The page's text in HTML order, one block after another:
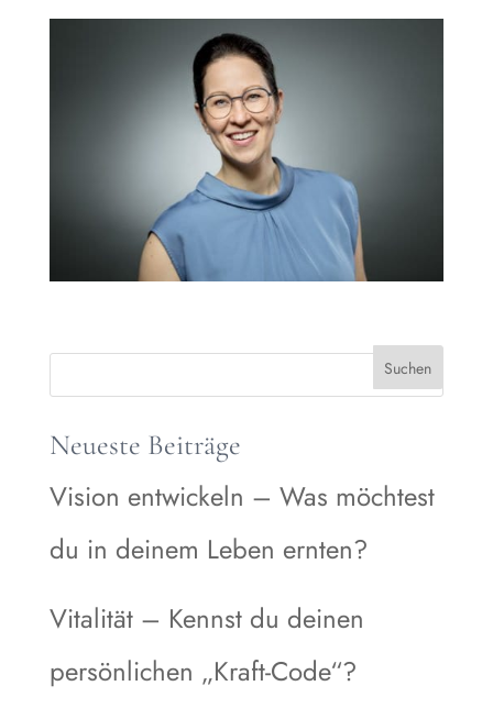
Neueste Beiträge
Vision entwickeln – Was möchtest
du in deinem Leben ernten?
Vitalität – Kennst du deinen
persönlichen „Kraft-Code“?